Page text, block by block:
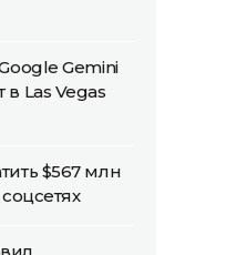
Gemini
Las Vegas
$567 млн